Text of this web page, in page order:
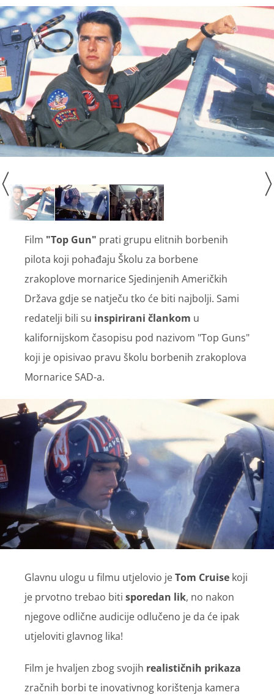
Film "Top Gun" prati grupu elitnih borbenih
pilota koji pohađaju Školu za borbene
zrakoplove mornarice Sjedinjenih Američkih
Država gdje se natječu tko će biti najbolji. Sami
redatelji bili su inspirirani člankom u
kalifornijskom časopisu pod nazivom "Top Guns"
koji je opisivao pravu školu borbenih zrakoplova
Mornarice SAD-a.
Glavnu ulogu u filmu utjelovio jeTom Cruise koji
je prvotno trebao biti sporedan lik, no nakon
njegove odlične audicije odlučeno je da će ipak
utjeloviti glavnog lika!
Film je hvaljen zbog svojih realističnih prikaza
zračnih borbi te inovativnog korištenja kamera